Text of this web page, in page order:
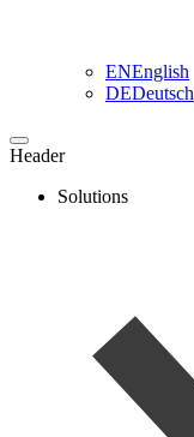
ENEnglish
DEDeutsch
Header
Solutions